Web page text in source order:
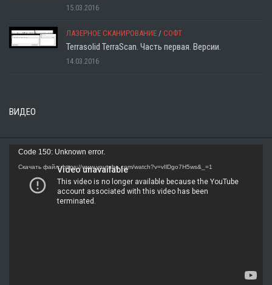
15.03.2016
ЛАЗЕРНОЕ СКАНИРОВАНИЕ / СОФТ
Terrasolid TerraScan. Часть первая. Версии.
14.03.2016
ВИДЕО
Видеоплеер
Code 150: Unknown error.
Скачать файл: https://www.youtube.com/watch?v=vIlDgo7H5ws&_=1